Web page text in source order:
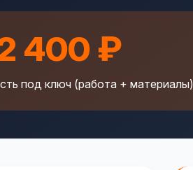
400 ₽
под ключ (работа + материалы)